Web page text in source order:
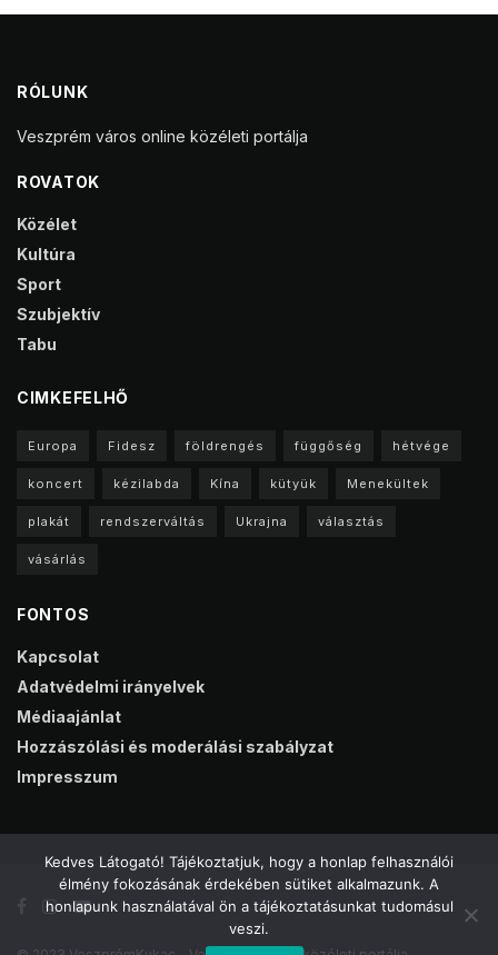
RÓLUNK
Veszprém város online közéleti portálja
ROVATOK
Közélet
Kultúra
Sport
Szubjektív
Tabu
CIMKEFELHŐ
Europa Fidesz földrengés függőség hétvége
koncert kézilabda Kína kütyük Menekültek
plakát rendszerváltás Ukrajna választás
vásárlás
FONTOS
Kapcsolat
Adatvédelmi irányelvek
Médiaajánlat
Hozzászólási és moderálási szabályzat
Impresszum
Kedves Látogató! Tájékoztatjuk, hogy a honlap felhasználói
élmény fokozásának érdekében sütiket alkalmazunk. A
honlapunk használatával ön a tájékoztatásunkat tudomásul
veszi.